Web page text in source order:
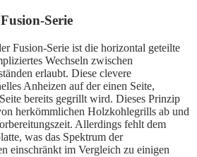
Serie
Fusion-Serie ist die horizontal geteilte
Wechseln zwischen
erlaubt. Diese clevere
Anheizen auf der einen Seite,
bereits gegrillt wird. Dieses Prinzip
herkömmlichen Holzkohlegrills ab und
Allerdings fehlt dem
was das Spektrum der
einschränkt im Vergleich zu einigen